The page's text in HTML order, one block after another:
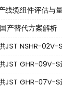
线缆组件评估与
产替代方案解析